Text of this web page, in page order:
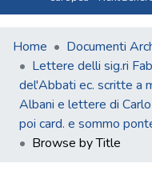
Home
Documenti
Lettere delli sig.ri
del'Abbati ec. scritte a
Albani e lettere di
poi card. e sommo
Browse by Title